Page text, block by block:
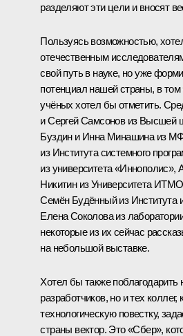
разделяют эти цели и вносят
Пользуясь возможностью,
отечественным
свой путь в науке, но уже
потенциал нашей страны, в
учёных хотел бы отметить.
и Сергей Самсонов из Высшей
Буздин и Инна Минашина из
из Института системного
из университета
Никитин из Университета
Семён Будённый из Института
Елена Соколова из
некоторые из их сейчас
на небольшой выставке.
Хотел бы также поблагодарить
разработчиков, но и тех коллег,
технологическую повестку,
страны вектор. Это «Сбер»,